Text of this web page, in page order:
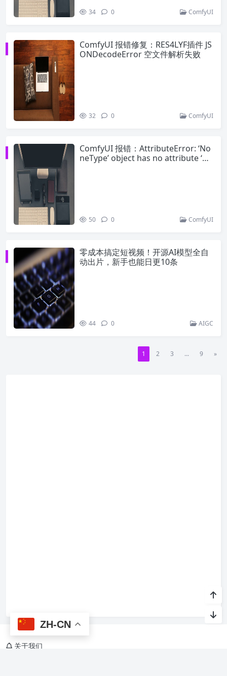
34 0 ComfyUI
ComfyUI 报错修复：RES4LYF插件 JS
ONDecodeError 空文件解析失败
32 0 ComfyUI
ComfyUI 报错：AttributeError: ‘No
neType’ object has no attribute ‘Pa
50 0 ComfyUI
零成本搞定短视频！开源AI模型全自
动出片，新手也能日更10条
44 0 AIGC
1 2 3 ... 9 »
关于我们
ZH-CN